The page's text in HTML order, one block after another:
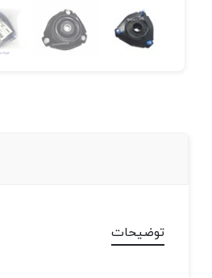
توضیحات